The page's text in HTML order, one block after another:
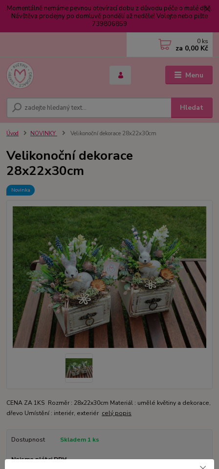
Momentálně nemáme pevnou otevírací dobu z důvodu péče o malé dítě.
Návštěva prodejny po domluvě pondělí až neděle! Volejte nebo pište
739806859
Menu
Hledat
0 ks
za 0,00 Kč
Úvod NOVINKY Velikonoční dekorace 28x22x30cm
Velikonoční dekorace
28x22x30cm
Novinka
CENA ZA 1KS Rozměr : 28x22x30cm Materiál : umělé květiny a dekorace,
dřevo Umístění : interiér, exteriér celý popis
Dostupnost Skladem 1 ks
Nejsme plátci DPH